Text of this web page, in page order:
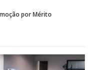
por Mérito